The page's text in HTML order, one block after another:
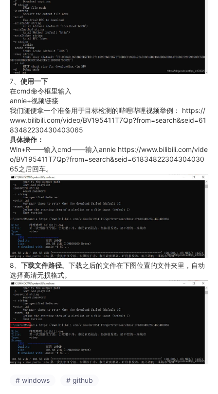
7、 使用一下
在cmd命令框里输入
annie+视频链接
我们随便拿一个准备用于目标检测的哔哩哔哩视频举例： https://
www.bilibili.com/video/BV195411T7Qp?from=search&seid=61
83482230430403065
具体操作：
Win+R——输入cmd——输入annie https://www.bilibili.com/vide
o/BV195411T7Qp?from=search&seid=61834822304304030
65之后回车。
8、 下载文件路径。下载之后的文件在下图位置的文件夹里，自动
选择高清无损格式。
# windows # github